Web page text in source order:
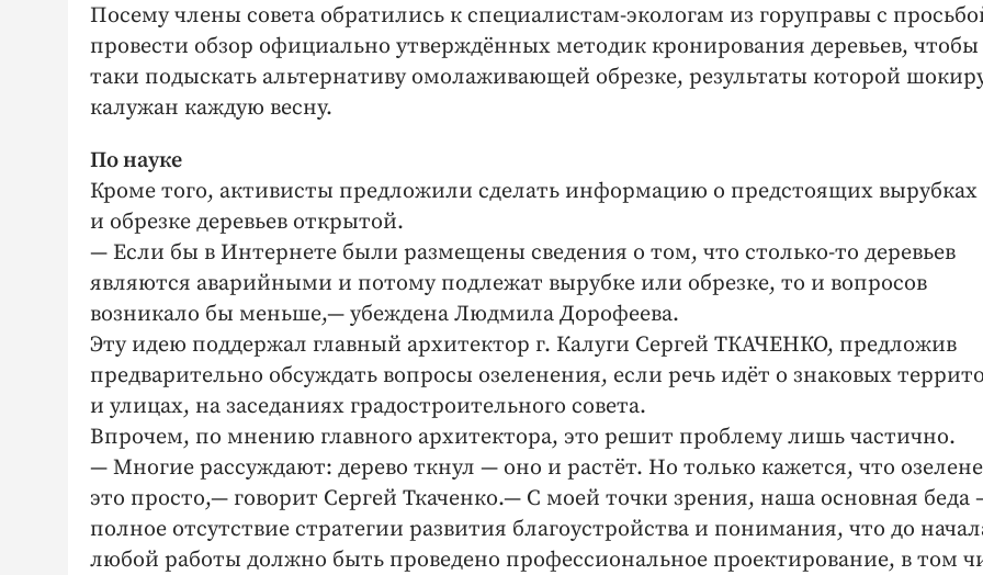
Посему члены совета обратились к специалистам-экологам из горуправы с
провести обзор официально утверждённых методик кронирования деревьев, чтобы
таки подыскать альтернативу омолаживающей обрезке, результаты которой
калужан каждую весну.
По науке
Кроме того, активисты предложили сделать информацию о предстоящих вырубках
и обрезке деревьев открытой.
— Если бы в Интернете были размещены сведения о том, что столько-то деревьев
являются аварийными и потому подлежат вырубке или обрезке, то и вопросов
возникало бы меньше,— убеждена Людмила Дорофеева.
Эту идею поддержал главный архитектор г. Калуги Сергей ТКАЧЕНКО, предложив
предварительно обсуждать вопросы озеленения, если речь идёт о знаковых
и улицах, на заседаниях градостроительного совета.
Впрочем, по мнению главного архитектора, это решит проблему лишь частично.
— Многие рассуждают: дерево ткнул — оно и растёт. Но только кажется, что
это просто,— говорит Сергей Ткаченко.— С моей точки зрения, наша основная беда
полное отсутствие стратегии развития благоустройства и понимания, что до
любой работы должно быть проведено профессиональное проектирование, в том